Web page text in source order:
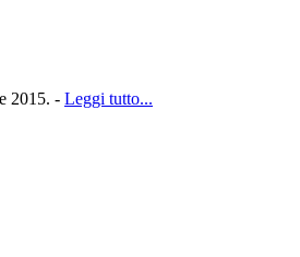
2015. - Leggi tutto...